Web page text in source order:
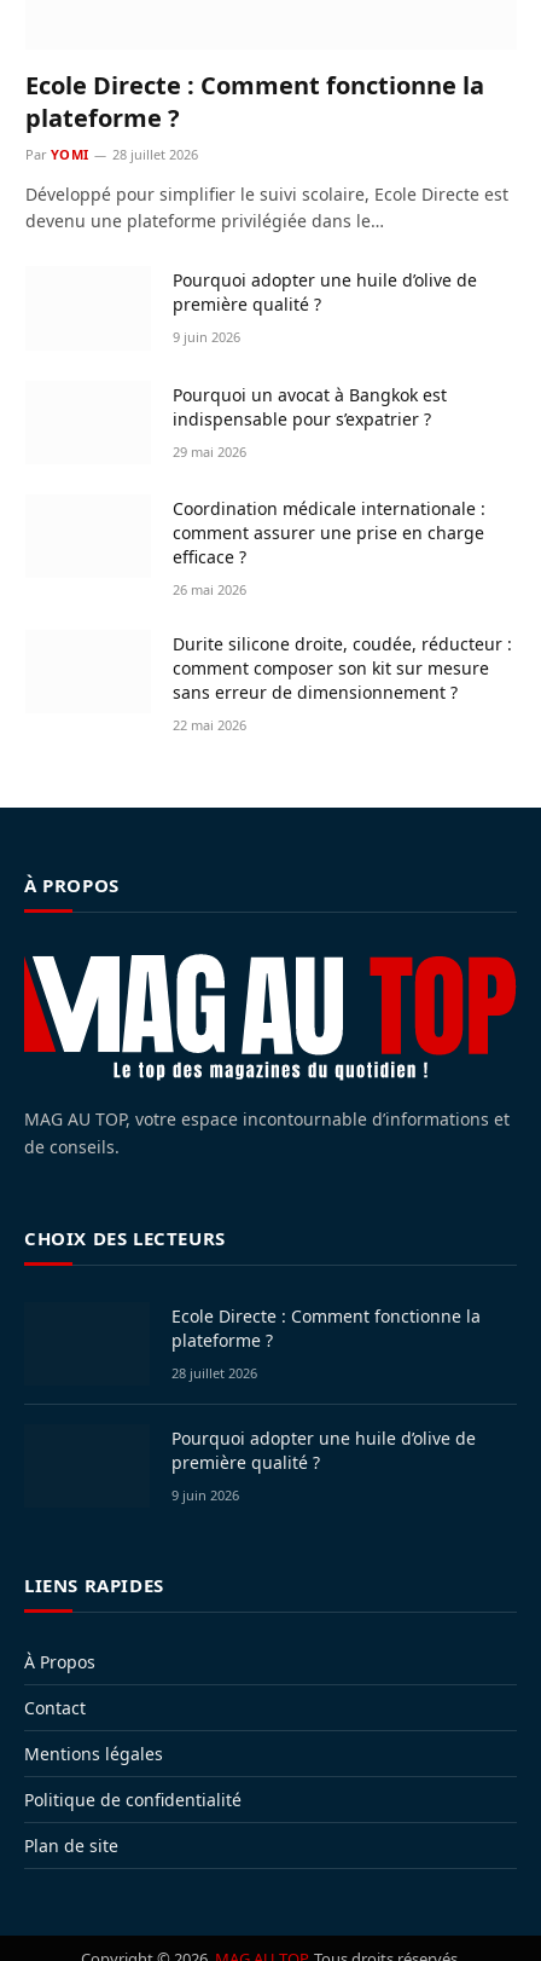
Ecole Directe : Comment fonctionne la
plateforme ?
Par YOMI 28 juillet 2026
Développé pour simplifier le suivi scolaire, Ecole Directe est
devenu une plateforme privilégiée dans le…
Pourquoi adopter une huile d’olive de
première qualité ?
9 juin 2026
Pourquoi un avocat à Bangkok est
indispensable pour s’expatrier ?
29 mai 2026
Coordination médicale internationale :
comment assurer une prise en charge
efficace ?
26 mai 2026
Durite silicone droite, coudée, réducteur :
comment composer son kit sur mesure
sans erreur de dimensionnement ?
22 mai 2026
À PROPOS
MAG AU TOP, votre espace incontournable d’informations et
de conseils.
CHOIX DES LECTEURS
Ecole Directe : Comment fonctionne la
plateforme ?
28 juillet 2026
Pourquoi adopter une huile d’olive de
première qualité ?
9 juin 2026
LIENS RAPIDES
À Propos
Contact
Mentions légales
Politique de confidentialité
Plan de site